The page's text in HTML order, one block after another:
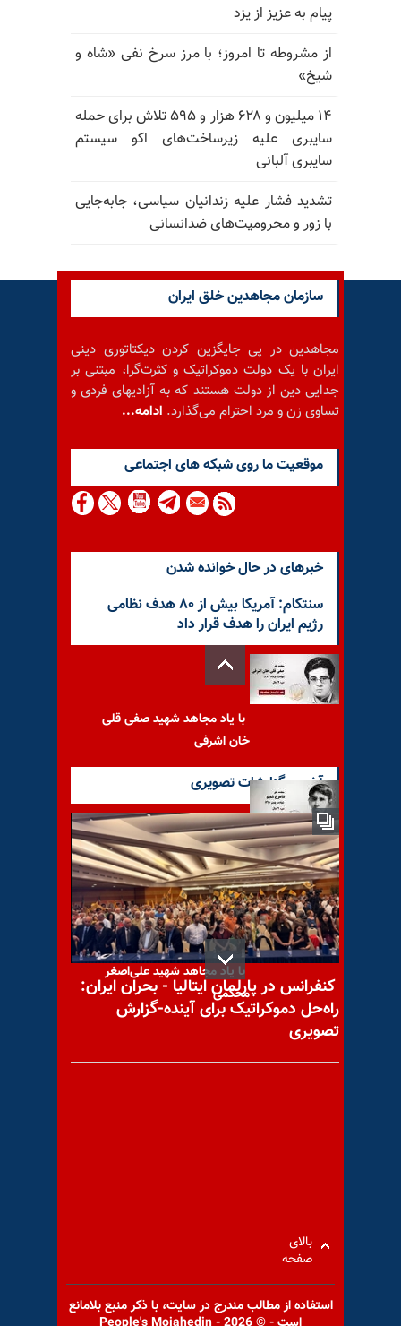
پیام به عزیز از یزد
از مشروطه تا امروز؛ با مرز سرخ نفی «شاه و
شیخ»
۱۴ میلیون و ۶۲۸ هزار و ۵۹۵ تلاش برای حمله
سایبری علیه زیرساخت‌های اکو سیستم
سایبری آلبانی
تشدید فشار علیه زندانیان سیاسی، جابه‌جایی
با زور و محرومیت‌های ضدانسانی
سازمان مجاهدین خلق ایران
مجاهدین در پی جایگزین کردن دیکتاتوری دینی
ایران با یک دولت دموکراتیک و کثرت‌گرا، مبتنی بر
جدایی دین از دولت هستند که به آزادیهای فردی و
تساوی زن و مرد احترام می‌گذارد. ادامه...
موقعيت ما روى شبكه هاى اجتماعى
خبرهای در حال خوانده شدن
سنتکام: آمریکا بیش از ۸۰ هدف نظامی
رژیم ایران را هدف قرار داد
با یاد مجاهد شهید صفی قلی
خان اشرفی
با یاد مجاهد شهید شاهرخ
شمیم
با یاد مجاهد شهید علی‌اصغر
محکمی
آخرین گزارشات تصویری
کنفرانس در پارلمان ایتالیا - بحران ایران:
راه‌حل دموکراتیک برای آینده-گزارش
تصویری
بالای
صفحه
استفاده از مطالب مندرج در سايت، با ذكر منبع بلامانع